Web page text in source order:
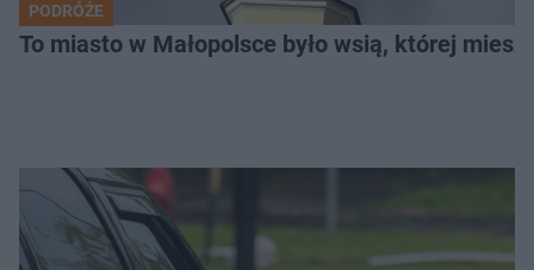
PODRÓŻE
To miasto w Małopolsce było wsią, której